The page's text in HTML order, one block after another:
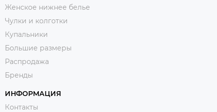
Женское нижнее белье
Чулки и колготки
Купальники
Большие размеры
Распродажа
Бренды
ИНФОРМАЦИЯ
Контакты